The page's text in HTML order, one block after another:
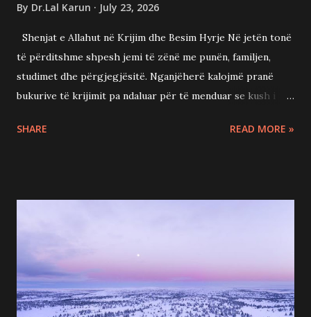
By Dr.Lal Karun July 23, 2026
Shenjat e Allahut në Krijim dhe Besim Hyrje Në jetën tonë
të përditshme shpesh jemi të zënë me punën, familjen,
studimet dhe përgjegjësitë. Nganjëherë kalojmë pranë
bukurive të krijimit pa ndaluar për të menduar se kush i
shikojmë qiellin, tokën, malet, detet, yjet dhe madje edhe
rrugës së tij islame apo me vite në adhurim, mund të
forcojë besimin duke soditur shenjat e Allahut. Kur zemra
reflekton mbi krijimin, ajo mbushet me qetësi, shpresë,
falënderim dhe dashuri për Zotin e saj. Allahu na fton të
SHARE READ MORE »